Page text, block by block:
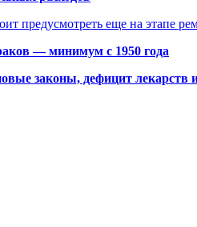
предусмотреть еще на этапе
— минимум с 1950 года
законы, дефицит лекарств